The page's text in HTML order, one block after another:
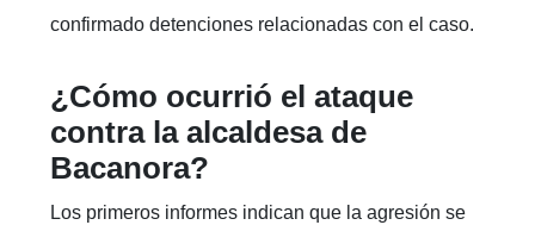
confirmado detenciones relacionadas con el caso.
¿Cómo ocurrió el ataque
contra la alcaldesa de
Bacanora?
Los primeros informes indican que la agresión se